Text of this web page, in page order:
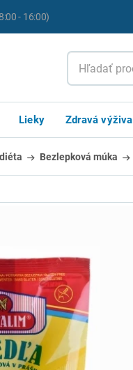
- 16:00)
Lieky Zdravá výživa
Bezlepková múka